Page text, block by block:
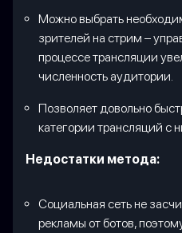
Можно выбрать
зрителей на стрим –
процессе трансляции
численность аудитории.
Позволяет довольно
категории трансляций с
Недостатки метода:
Социальная сеть не
рекламы от ботов,